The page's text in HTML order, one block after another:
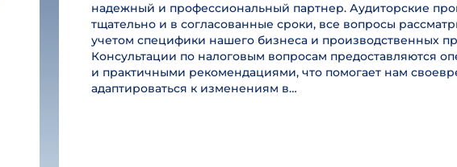
надежный и профессиональный партнер. Аудиторские
тщательно и в согласованные сроки, все вопросы
учетом специфики нашего бизнеса и производственных
Консультации по налоговым вопросам предоставляются
и практичными рекомендациями, что помогает нам
адаптироваться к изменениям в…